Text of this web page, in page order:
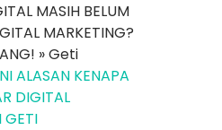
MASIH BELUM
MARKETING?
» Geti
ALASAN KENAPA
DIGITAL
GETI